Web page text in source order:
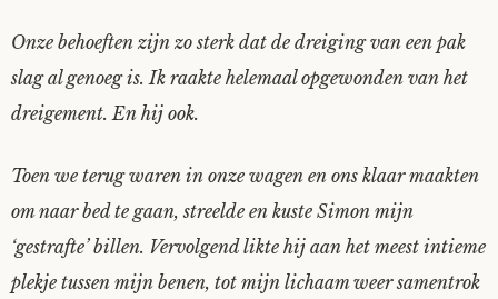
Onze behoeften zijn zo sterk dat de dreiging van een pak
slag al genoeg is. Ik raakte helemaal opgewonden van het
dreigement. En hij ook.
Toen we terug waren in onze wagen en ons klaar maakten
om naar bed te gaan, streelde en kuste Simon mijn
‘gestrafte’ billen. Vervolgend likte hij aan het meest intieme
plekje tussen mijn benen, tot mijn lichaam weer samentrok